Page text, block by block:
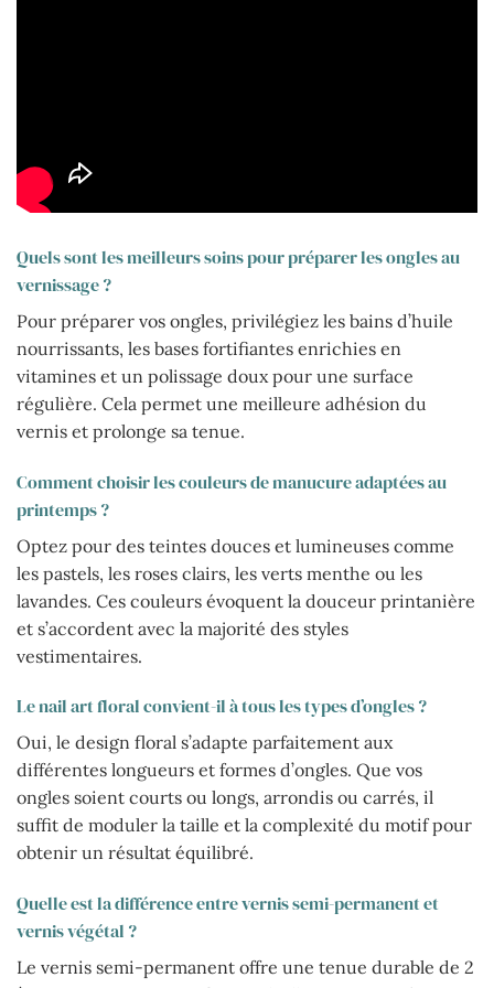
Quels sont les meilleurs soins pour préparer les ongles au
vernissage ?
Pour préparer vos ongles, privilégiez les bains d’huile
nourrissants, les bases fortifiantes enrichies en
vitamines et un polissage doux pour une surface
régulière. Cela permet une meilleure adhésion du
vernis et prolonge sa tenue.
Comment choisir les couleurs de manucure adaptées au
printemps ?
Optez pour des teintes douces et lumineuses comme
les pastels, les roses clairs, les verts menthe ou les
lavandes. Ces couleurs évoquent la douceur printanière
et s’accordent avec la majorité des styles
vestimentaires.
Le nail art floral convient-il à tous les types d’ongles ?
Oui, le design floral s’adapte parfaitement aux
différentes longueurs et formes d’ongles. Que vos
ongles soient courts ou longs, arrondis ou carrés, il
suffit de moduler la taille et la complexité du motif pour
obtenir un résultat équilibré.
Quelle est la différence entre vernis semi-permanent et
vernis végétal ?
Le vernis semi-permanent offre une tenue durable de 2